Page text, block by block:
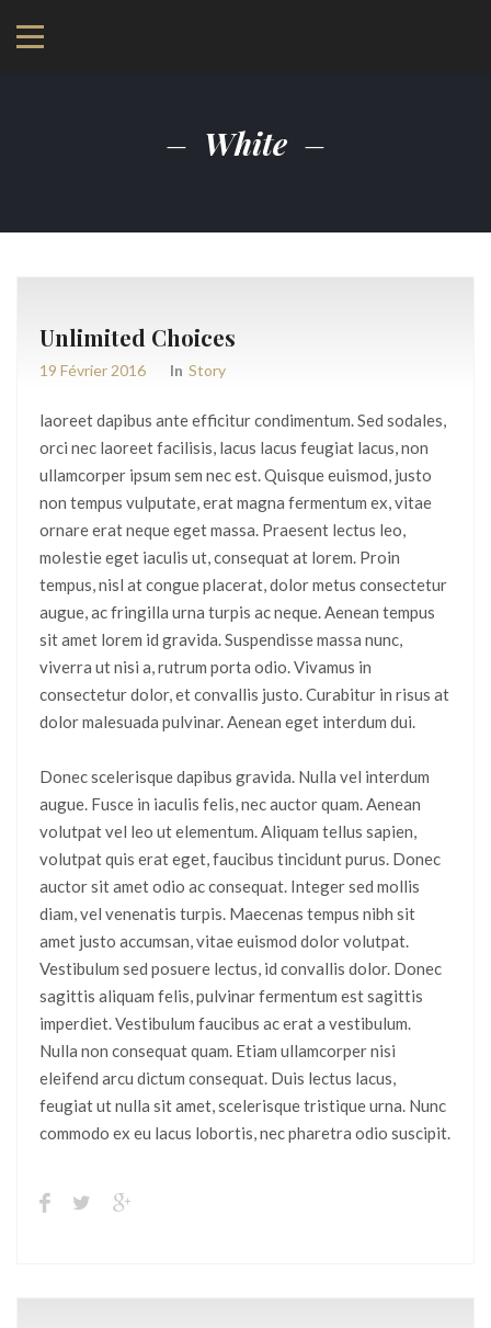
White
Unlimited Choices
19 Février 2016 In Story
laoreet dapibus ante efficitur condimentum. Sed sodales,
orci nec laoreet facilisis, lacus lacus feugiat lacus, non
ullamcorper ipsum sem nec est. Quisque euismod, justo
non tempus vulputate, erat magna fermentum ex, vitae
ornare erat neque eget massa. Praesent lectus leo,
molestie eget iaculis ut, consequat at lorem. Proin
tempus, nisl at congue placerat, dolor metus consectetur
augue, ac fringilla urna turpis ac neque. Aenean tempus
sit amet lorem id gravida. Suspendisse massa nunc,
viverra ut nisi a, rutrum porta odio. Vivamus in
consectetur dolor, et convallis justo. Curabitur in risus at
dolor malesuada pulvinar. Aenean eget interdum dui.
Donec scelerisque dapibus gravida. Nulla vel interdum
augue. Fusce in iaculis felis, nec auctor quam. Aenean
volutpat vel leo ut elementum. Aliquam tellus sapien,
volutpat quis erat eget, faucibus tincidunt purus. Donec
auctor sit amet odio ac consequat. Integer sed mollis
diam, vel venenatis turpis. Maecenas tempus nibh sit
amet justo accumsan, vitae euismod dolor volutpat.
Vestibulum sed posuere lectus, id convallis dolor. Donec
sagittis aliquam felis, pulvinar fermentum est sagittis
imperdiet. Vestibulum faucibus ac erat a vestibulum.
Nulla non consequat quam. Etiam ullamcorper nisi
eleifend arcu dictum consequat. Duis lectus lacus,
feugiat ut nulla sit amet, scelerisque tristique urna. Nunc
commodo ex eu lacus lobortis, nec pharetra odio suscipit.